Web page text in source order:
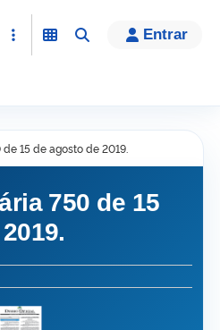
Entrar
15 de agosto de 2019.
750 de 15